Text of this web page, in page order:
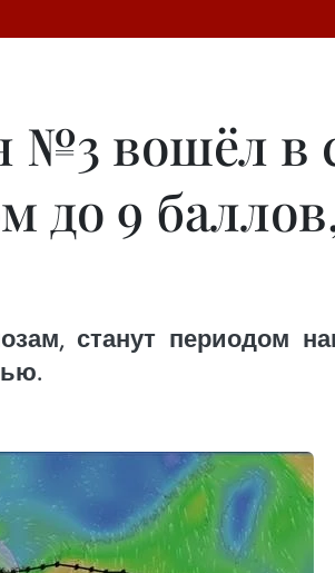
вошёл в
до 9
станут периодом